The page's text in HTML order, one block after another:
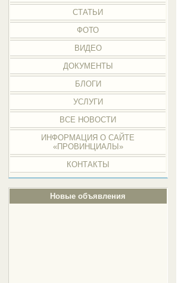
СТАТЬИ
ФОТО
ВИДЕО
ДОКУМЕНТЫ
БЛОГИ
УСЛУГИ
ВСЕ НОВОСТИ
ИНФОРМАЦИЯ О САЙТЕ
«ПРОВИНЦИАЛЫ»
КОНТАКТЫ
Новые объявления